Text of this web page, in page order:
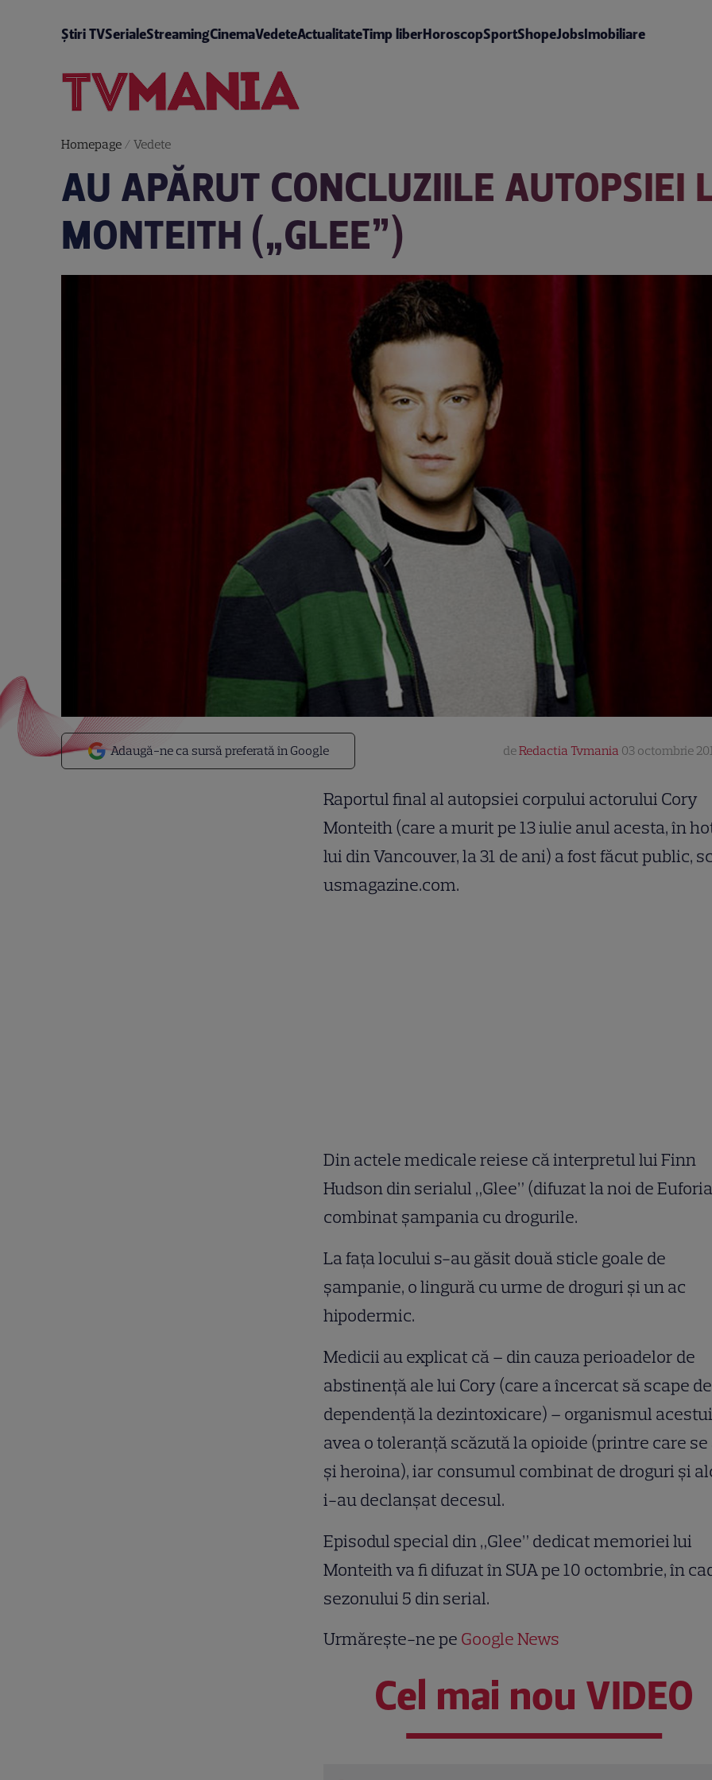
Știri TVSerialeStreamingCinemaVedeteActualitateTimp liberHoroscopSportShopeJobsImobiliare
Homepage/ Vedete
AU APĂRUT CONCLUZIILE AUTOPSIEI
MONTEITH („GLEE”)
Adaugă-ne ca sursă preferată în Google deRedactia Tvmania 03 octombrie
Raportul final al autopsiei corpului actorului Cory
Monteith (care a murit pe 13 iulie anul acesta, în
lui din Vancouver, la 31 de ani) a fost făcut public,
usmagazine.com.
Din actele medicale reiese că interpretul lui Finn
Hudson din serialul „Glee” (difuzat la noi de
combinat şampania cu drogurile.
La faţa locului s-au găsit două sticle goale de
şampanie, o lingură cu urme de droguri şi un ac
hipodermic.
Medicii au explicat că – din cauza perioadelor de
abstinenţă ale lui Cory (care a încercat să scape de
dependenţă la dezintoxicare) – organismul
avea o toleranţă scăzută la opioide (printre care se
şi heroina), iar consumul combinat de droguri şi
i-au declanşat decesul.
Episodul special din „Glee” dedicat memoriei lui
Monteith va fi difuzat în SUA pe 10 octombrie, în
sezonului 5 din serial.
Urmărește-ne pe Google News
Cel mai nou VIDEO